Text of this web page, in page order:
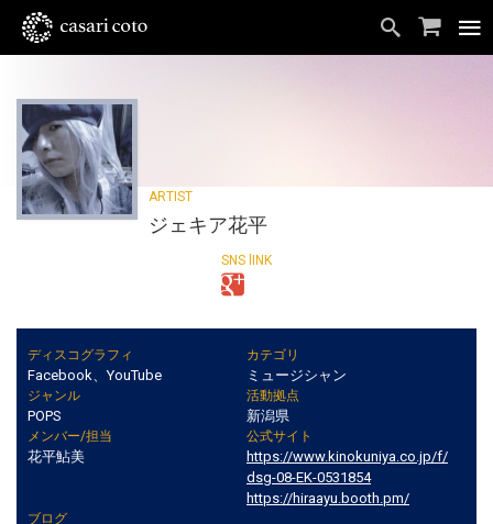
ジェキア花平
ディスコグラフィ
Facebook、YouTube
カテゴリ
ミュージシャン
ジャンル
POPS
活動拠点
新潟県
メンバー/担当
花平鮎美
公式サイト
https://www.kinokuniya.co.jp/f/
dsg-08-EK-0531854
https://hiraayu.booth.pm/
ブログ